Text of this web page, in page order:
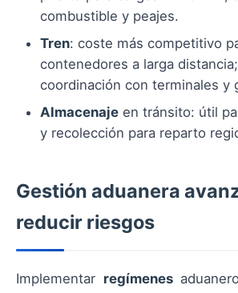
combustible y peajes.
Tren: coste más competitivo
contenedores a larga
coordinación con terminales y
Almacenaje en tránsito: útil
y recolección para reparto
Gestión aduanera
reducir riesgos
Implementar regímenes